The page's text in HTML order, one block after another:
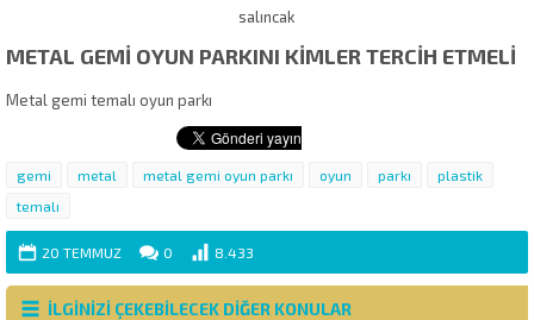
salıncak
METAL GEMİ OYUN PARKINI KİMLER TERCİH ETMELİ
Metal gemi temalı oyun parkı
gemi metal metal gemi oyun parkı oyun parkı
plastik
temalı
20 TEMMUZ 0 8.433
İLGİNİZİ ÇEKEBİLECEK DİĞER KONULAR